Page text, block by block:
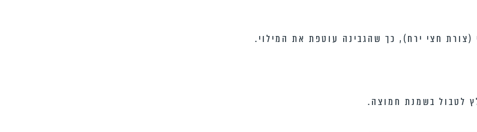
חצי ירח), כך שהגבינה עוטפת את המילוי.
לטבול בשמנת חמוצה.